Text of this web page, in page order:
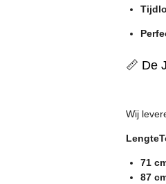
📏 De
Wij
Lengte
71
87